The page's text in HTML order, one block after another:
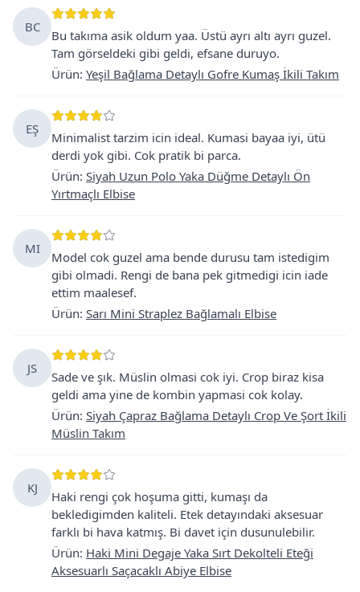
BC
Bu takıma asik oldum yaa. Üstü ayrı altı ayrı guzel.
Tam görseldeki gibi geldi, efsane duruyo.
Ürün: Yeşil Bağlama Detaylı Gofre Kumaş İkili Takım
EŞ
Minimalist tarzim icin ideal. Kumasi bayaa iyi, ütü
derdi yok gibi. Cok pratik bi parca.
Ürün: Siyah Uzun Polo Yaka Düğme Detaylı Ön
Yırtmaçlı Elbise
MI
Model cok guzel ama bende durusu tam istedigim
gibi olmadi. Rengi de bana pek gitmedigi icin iade
ettim maalesef.
Ürün: Sarı Mini Straplez Bağlamalı Elbise
JS
Sade ve şık. Müslin olmasi cok iyi. Crop biraz kisa
geldi ama yine de kombin yapmasi cok kolay.
Ürün: Siyah Çapraz Bağlama Detaylı Crop Ve Şort İkili
Müslin Takım
KJ
Haki rengi çok hoşuma gitti, kumaşı da
bekledigimden kaliteli. Etek detayındaki aksesuar
farklı bi hava katmış. Bi davet için dusunulebilir.
Ürün: Haki Mini Degaje Yaka Sırt Dekolteli Eteği
Aksesuarlı Saçacaklı Abiye Elbise